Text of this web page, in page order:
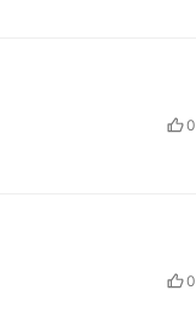
0
0